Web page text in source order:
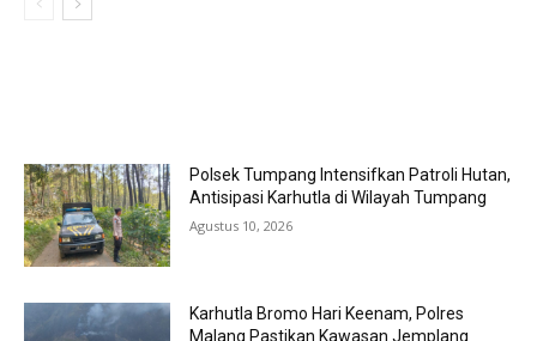
Polsek Tumpang Intensifkan Patroli Hutan,
Antisipasi Karhutla di Wilayah Tumpang
Agustus 10, 2026
Karhutla Bromo Hari Keenam, Polres
Malang Pastikan Kawasan Jemplang